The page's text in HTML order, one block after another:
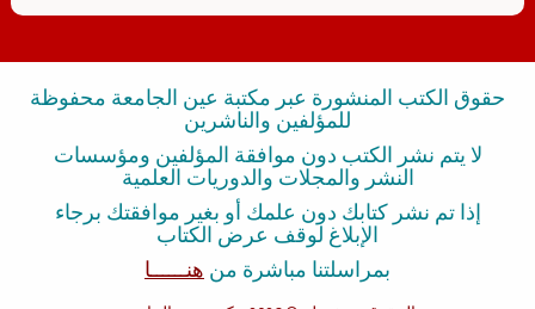
حقوق الكتب المنشورة عبر مكتبة عين الجامعة محفوظة
للمؤلفين والناشرين
لا يتم نشر الكتب دون موافقة المؤلفين ومؤسسات
النشر والمجلات والدوريات العلمية
إذا تم نشر كتابك دون علمك أو بغير موافقتك برجاء
الإبلاغ لوقف عرض الكتاب
بمراسلتنا مباشرة من هنــــــا